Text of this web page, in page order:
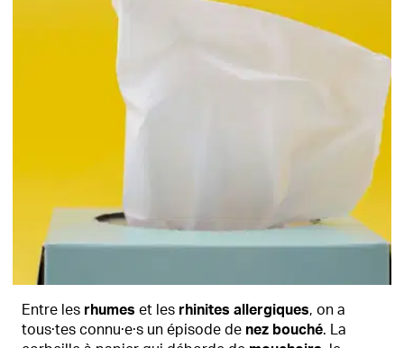
Entre les rhumes et les rhinites allergiques, on a
tous·tes connu·e·s un épisode de nez bouché. La